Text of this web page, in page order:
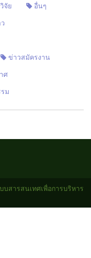
จัย
อื่นๆ
ข่าวสมัครงาน
ศ
ม
บสารสนเทศเพื่อการบริหาร